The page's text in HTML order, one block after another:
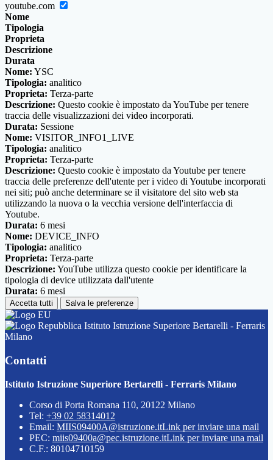
youtube.com
Nome
Tipologia
Proprieta
Descrizione
Durata
Nome: YSC
Tipologia: analitico
Proprieta: Terza-parte
Descrizione: Questo cookie è impostato da YouTube per tenere
traccia delle visualizzazioni dei video incorporati.
Durata: Sessione
Nome: VISITOR_INFO1_LIVE
Tipologia: analitico
Proprieta: Terza-parte
Descrizione: Questo cookie è impostato da Youtube per tenere
traccia delle preferenze dell'utente per i video di Youtube incorporati
nei siti; può anche determinare se il visitatore del sito web sta
utilizzando la nuova o la vecchia versione dell'interfaccia di
Youtube.
Durata: 6 mesi
Nome: DEVICE_INFO
Tipologia: analitico
Proprieta: Terza-parte
Descrizione: YouTube utilizza questo cookie per identificare la
tipologia di device utilizzata dall'utente
Durata: 6 mesi
Accetta tutti Salva le preferenze
Istituto Istruzione Superiore Bertarelli - Ferraris
Milano
Contatti
Istituto Istruzione Superiore Bertarelli - Ferraris Milano
Corso di Porta Romana 110, 20122 Milano
Tel: +39 02 58314012
Email: MIIS09400A@istruzione.itLink per inviare una mail
PEC: miis09400a@pec.istruzione.itLink per inviare una mail
C.F.: 80104710159